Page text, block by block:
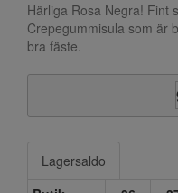
Härliga Rosa Negra! Fint
Crepegummisula som är
bra fäste.
Lagersaldo